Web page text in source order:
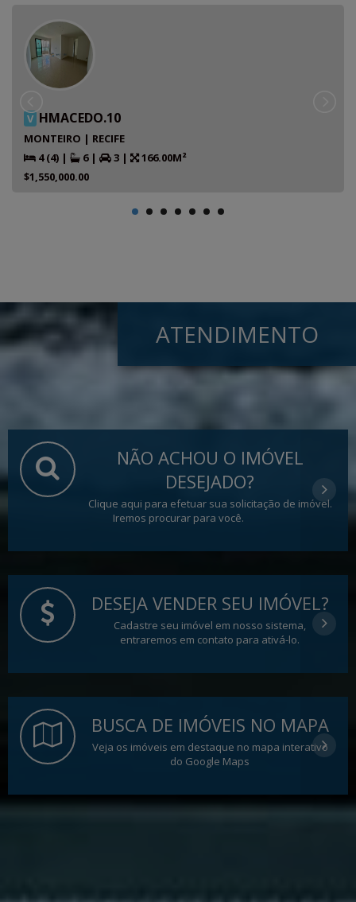
V HMACEDO.10
MONTEIRO | RECIFE
4 (4) | 6 | 3 |
166.00M²
$1,550,000.00
ATENDIMENTO
NÃO ACHOU O IMÓVEL
DESEJADO?
Clique aqui para efetuar sua solicitação de imóvel.
Iremos procurar para você.
DESEJA VENDER SEU IMÓVEL?
Cadastre seu imóvel em nosso sistema,
entraremos em contato para ativá-lo.
BUSCA DE IMÓVEIS NO MAPA
Veja os imóveis em destaque no mapa interativo
do Google Maps